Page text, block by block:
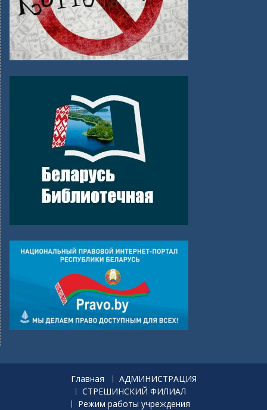
Главная
АДМИНИСТРАЦИЯ
СТРЕШИНСКИЙ ФИЛИАЛ
Режим работы учреждения